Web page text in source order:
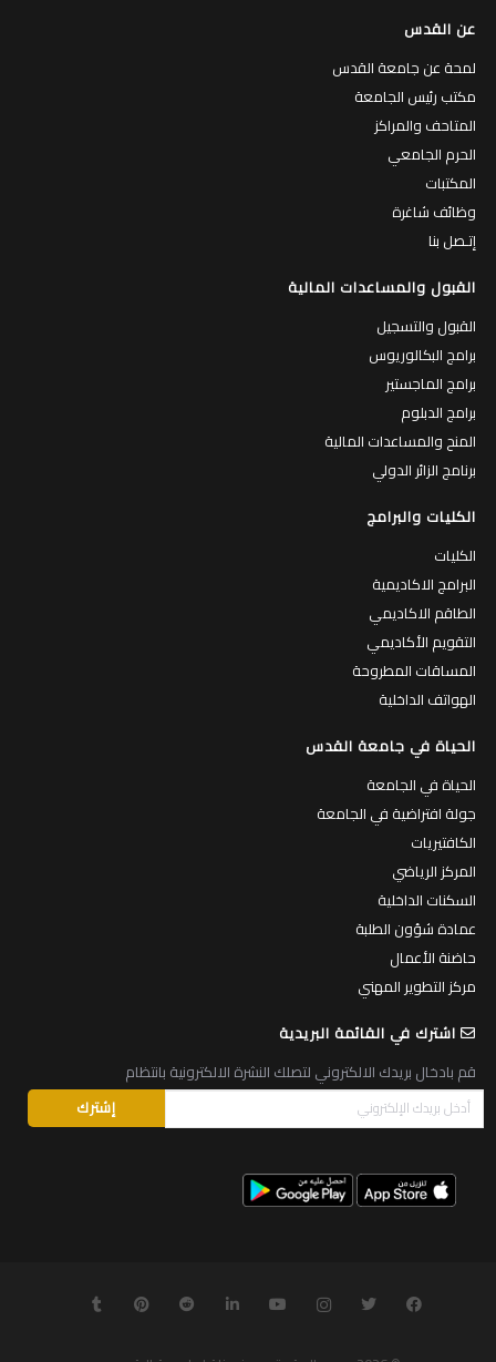
عن القدس
لمحة عن جامعة القدس
مكتب رئيس الجامعة
المتاحف والمراكز
الحرم الجامعي
المكتبات
وظائف شاغرة
إتـصل بنا
القبول والمساعدات المالية
القبول والتسجيل
برامج البكالوريوس
برامج الماجستير
برامج الدبلوم
المنح والمساعدات المالية
برنامج الزائر الدولي
الكليات والبرامج
الكليات
البرامج الاكاديمية
الطاقم الاكاديمي
التقويم الأكاديمي
المساقات المطروحة
الهواتف الداخلية
الحياة في جامعة القدس
الحياة في الجامعة
جولة افتراضية في الجامعة
الكافتيريات
المركز الرياضي
السكنات الداخلية
عمادة شؤون الطلبة
حاضنة الأعمال
مركز التطوير المهني
اشترك في القائمة البريدية
قم بادخال بريدك الالكتروني لتصلك النشرة الالكترونية بانتظام